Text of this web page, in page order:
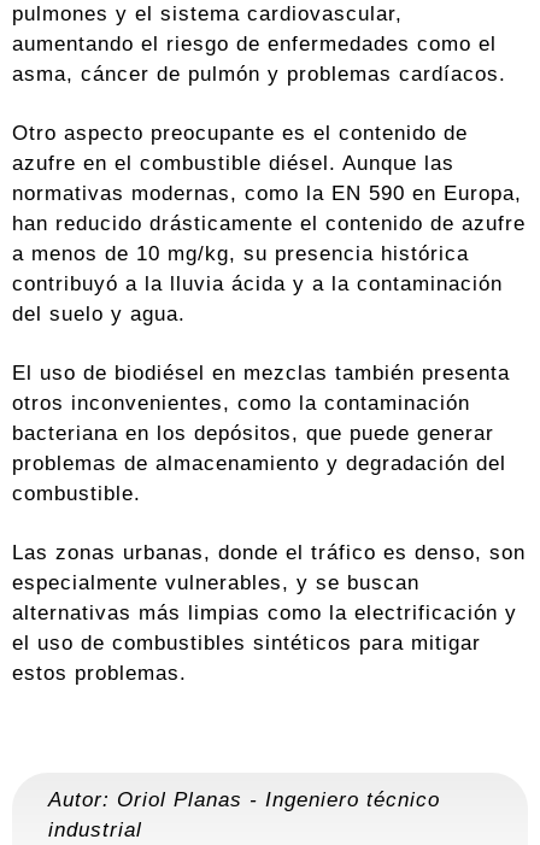
pulmones y el sistema cardiovascular,
aumentando el riesgo de enfermedades como el
asma, cáncer de pulmón y problemas cardíacos.
Otro aspecto preocupante es el contenido de
azufre en el combustible diésel. Aunque las
normativas modernas, como la EN 590 en Europa,
han reducido drásticamente el contenido de azufre
a menos de 10 mg/kg, su presencia histórica
contribuyó a la lluvia ácida y a la contaminación
del suelo y agua.
El uso de biodiésel en mezclas también presenta
otros inconvenientes, como la contaminación
bacteriana en los depósitos, que puede generar
problemas de almacenamiento y degradación del
combustible.
Las zonas urbanas, donde el tráfico es denso, son
especialmente vulnerables, y se buscan
alternativas más limpias como la electrificación y
el uso de combustibles sintéticos para mitigar
estos problemas.
Autor: Oriol Planas - Ingeniero técnico
industrial